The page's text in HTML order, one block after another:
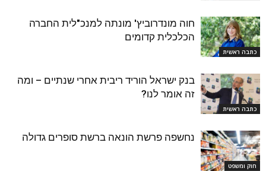
כתבה ראשית
חוה מונדרוביץ' מונתה למנכ"לית החברה
הכלכלית קדומים
כתבה ראשית
בנק ישראל הוריד ריבית אחרי שנתיים – ומה
זה אומר לנו?
חוק ומשפט
נחשפה פרשת הונאה ברשת סופרים גדולה